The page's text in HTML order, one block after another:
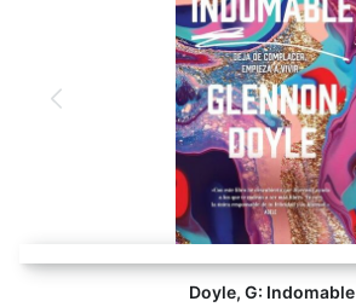
Doyle, G: Indomable